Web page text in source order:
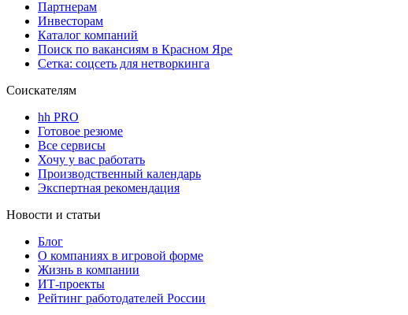
Партнерам
Инвесторам
Каталог компаний
Поиск по вакансиям в Красном Яре
Сетка: соцсеть для нетворкинга
Соискателям
hh PRO
Готовое резюме
Все сервисы
Хочу у вас работать
Производственный календарь
Экспертная рекомендация
Новости и статьи
Блог
О компаниях в игровой форме
Жизнь в компании
ИТ-проекты
Рейтинг работодателей России